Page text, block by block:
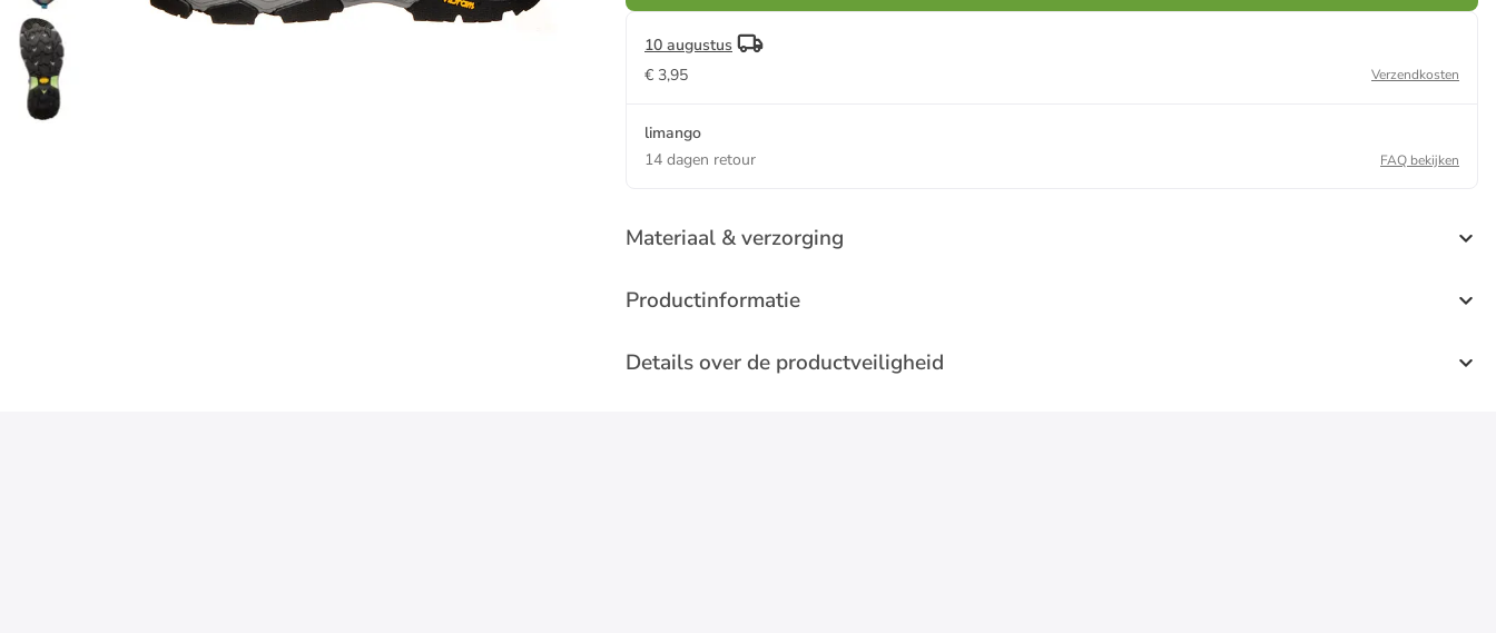
10 augustus
€ 3,95
Verzendkosten
limango
14 dagen retour
FAQ bekijken
Materiaal & verzorging
Productinformatie
Details over de productveiligheid